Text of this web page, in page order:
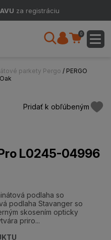
za registráciu
0
parkety Pergo / PERGO
Pridať k obľúbeným
L0245-04996
podlaha so
podlaha Stavanger so
skosením opticky
priro...